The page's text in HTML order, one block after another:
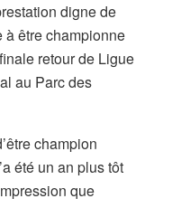
digne de
à être championne
retour de Ligue
au Parc des
champion
été un an plus tôt
que